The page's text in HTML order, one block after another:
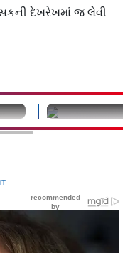
દેખરેખમાં જ લેવી
undefined